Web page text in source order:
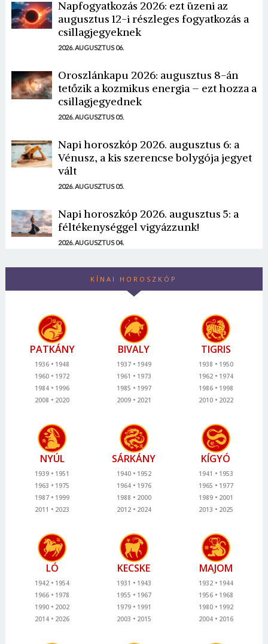
Napfogyatkozás 2026: ezt üzeni az
augusztus 12-i részleges fogyatkozás a
csillagjegyeknek
2026. AUGUSZTUS 06.
Oroszlánkapu 2026: augusztus 8-án
tetőzik a kozmikus energia – ezt hozza a
csillagjegyednek
2026. AUGUSZTUS 05.
Napi horoszkóp 2026. augusztus 6: a
Vénusz, a kis szerencse bolygója jegyet
vált
2026. AUGUSZTUS 05.
Napi horoszkóp 2026. augusztus 5: a
féltékenységgel vigyázzunk!
2026. AUGUSZTUS 04.
KÍNAI HOROSZKÓP
PATKÁNY
1936
1948
1960
1972
1984
1996
2008
2020
BIVALY
1937
1949
1961
1973
1985
1997
2009
2021
TIGRIS
1938
1950
1962
1974
1986
1998
2010
2022
NYÚL
1939
1951
1963
1975
1987
1999
2011
2023
SÁRKÁNY
1940
1952
1964
1976
1988
2000
2012
2024
KÍGYÓ
1941
1953
1965
1977
1989
2001
2013
2025
LÓ
1942
1954
1966
1978
1990
2002
2014
2026
KECSKE
1931
1943
1955
1967
1979
1991
2003
2015
MAJOM
1932
1944
1956
1968
1980
1992
2004
2016